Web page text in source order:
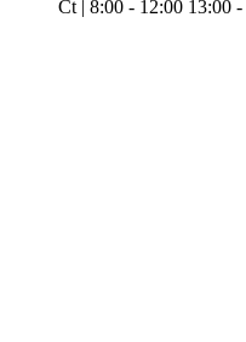
Čt | 8:00 - 12:00 13:00